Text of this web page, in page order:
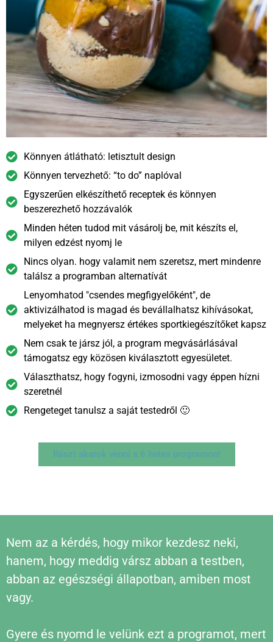
Könnyen átlátható: letisztult design
Könnyen tervezhető: “to do” naplóval
Egyszerűen elkészíthető receptek és könnyen
beszerezhető hozzávalók
Minden héten tudod mit vásárolj be, mit készíts el,
milyen edzést nyomj le
Nincs olyan. hogy valamit nem szeretsz, mert mindenre
találsz a programban alternatívát
Lenyomhatod "csendes megfigyelőként", de
aktivizálhatod is magad és bevállalhatsz kihívásokat,
melyeket ha megnyersz értékes sportkiegészítőket kapsz
Nem csak te jársz jól, a program megvásárlásával
támogatsz egy közösen kiválasztott egyesületet.
Választhatsz, hogy fogyni, izmosodni vagy éppen hízni
szeretnél
Rengeteget tanulsz a saját testedről 🙂
Részt akarok venni a 6 hetes programon!
Nem az a kérdés, hogy mikor kezdesz neki,
hanem, hogy meddig vársz abban a testben,
abban az egészségi állapotban, amiben most
vagy.
Gyere és nyomd le velünk ezt a programot, mert